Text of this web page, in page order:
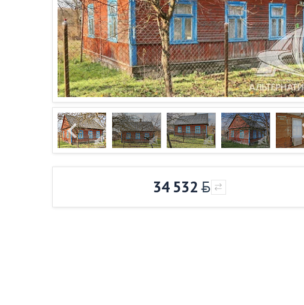
34 532